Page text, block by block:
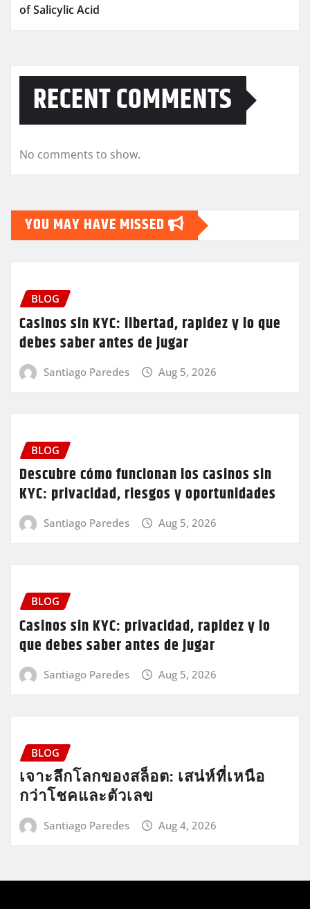
of Salicylic Acid
RECENT COMMENTS
No comments to show.
YOU MAY HAVE MISSED
BLOG
Casinos sin KYC: libertad, rapidez y lo que
debes saber antes de jugar
Santiago Paredes Aug 5, 2026
BLOG
Descubre cómo funcionan los casinos sin
KYC: privacidad, riesgos y oportunidades
Santiago Paredes Aug 5, 2026
BLOG
Casinos sin KYC: privacidad, rapidez y lo
que debes saber antes de jugar
Santiago Paredes Aug 5, 2026
BLOG
เจาะลึกโลกของสล็อต: เสน่ห์ที่เหนือ
กว่าโชคและตัวเลข
Santiago Paredes Aug 4, 2026